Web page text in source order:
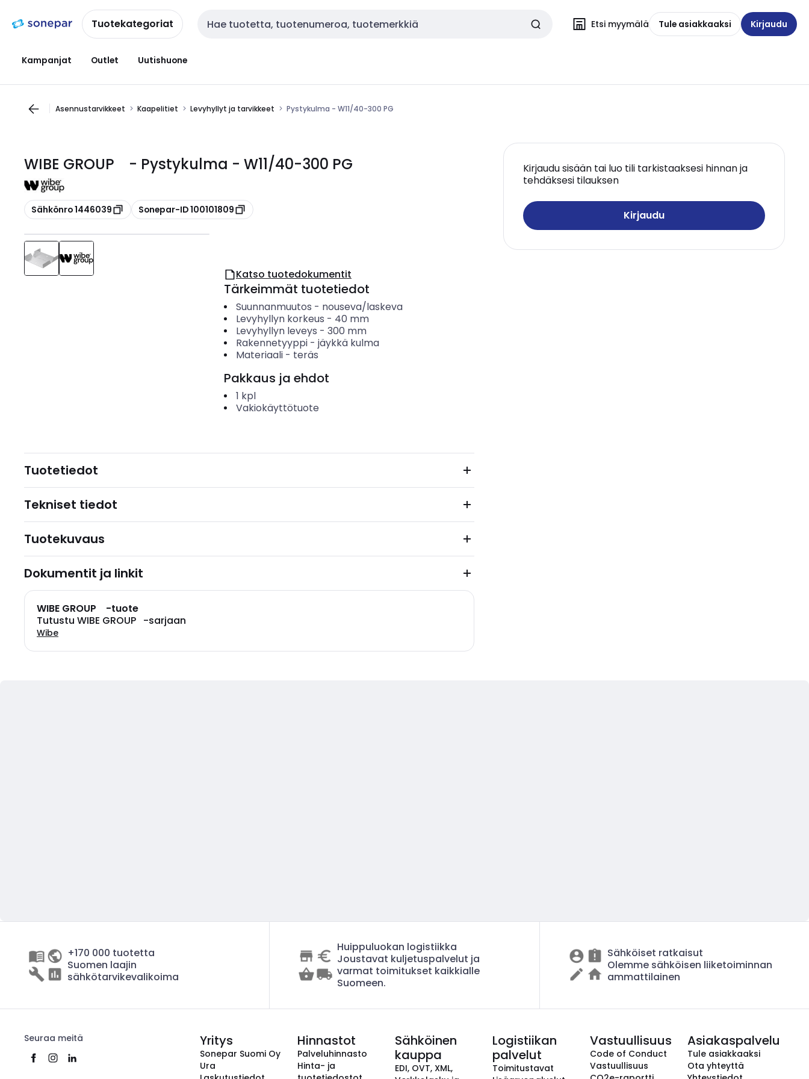
navigointiinsisältöönTuotekategoriat Haku Etsi myymälä Tule asiakkaaksi Kirjaudu
Kampanjat Outlet Uutishuone
Asennustarvikkeet Kaapelitiet Levyhyllyt ja tarvikkeet Pystykulma - W11/40-300 PG
WIBE GROUP - Pystykulma - W11/40-300 PG
Kopioi
Sähkönro 1446039 Kopioi
Sonepar-ID 100101809
Kirjaudu sisään tai luo tili tarkistaaksesi hinnan ja
tehdäksesi tilauksen
Kirjaudu
Katso tuotedokumentit
Tärkeimmät tuotetiedot
Suunnanmuutos - nouseva/laskeva
Levyhyllyn korkeus - 40 mm
Levyhyllyn leveys - 300 mm
Rakennetyyppi- jäykkä kulma
Materiaali- teräs
Pakkaus ja ehdot
1 kpl
Vakiokäyttötuote
Tuotetiedot
Tekniset tiedot
Tuotekuvaus
Dokumentit ja linkit
WIBE GROUP -tuote
Tutustu WIBE GROUP -sarjaan
Wibe
+170 000 tuotetta
Suomen laajin
sähkötarvikevalikoima
Huippuluokan logistiikka
Joustavat kuljetuspalvelut ja
varmat toimitukset kaikkialle
Suomeen.
Sähköiset ratkaisut
Olemme sähköisen liiketoiminnan
ammattilainen
Seuraa meitä Yritys
Sonepar Suomi Oy
Ura
Hinnastot
Palveluhinnasto
Hinta- ja
Sähköinen
kauppa
EDI, OVT, XML,
Logistiikan
palvelut
Toimitustavat
Vastuullisuus
Code of Conduct
Vastuullisuus
Asiakaspalvelu
Tule asiakkaaksi
Ota yhteyttä